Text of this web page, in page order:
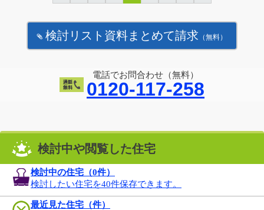
検討リスト資料まとめて請求 （無料）
電話でお問合わせ（無料）
0120-117-258
検討中や閲覧した住宅
検討中の住宅（0件）
検討したい住宅を40件保存できます。
最近見た住宅（件）